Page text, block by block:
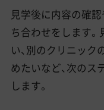
見学後に内容の確
ち合わせをします
い、別のクリニッ
めたいなど、次のス
します。